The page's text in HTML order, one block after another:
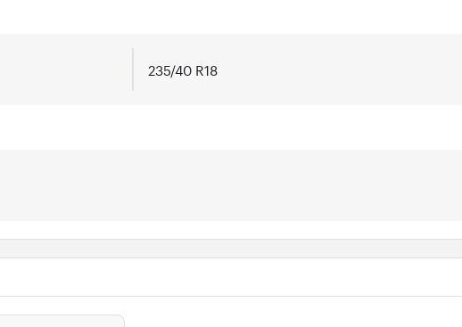
235/40 R18